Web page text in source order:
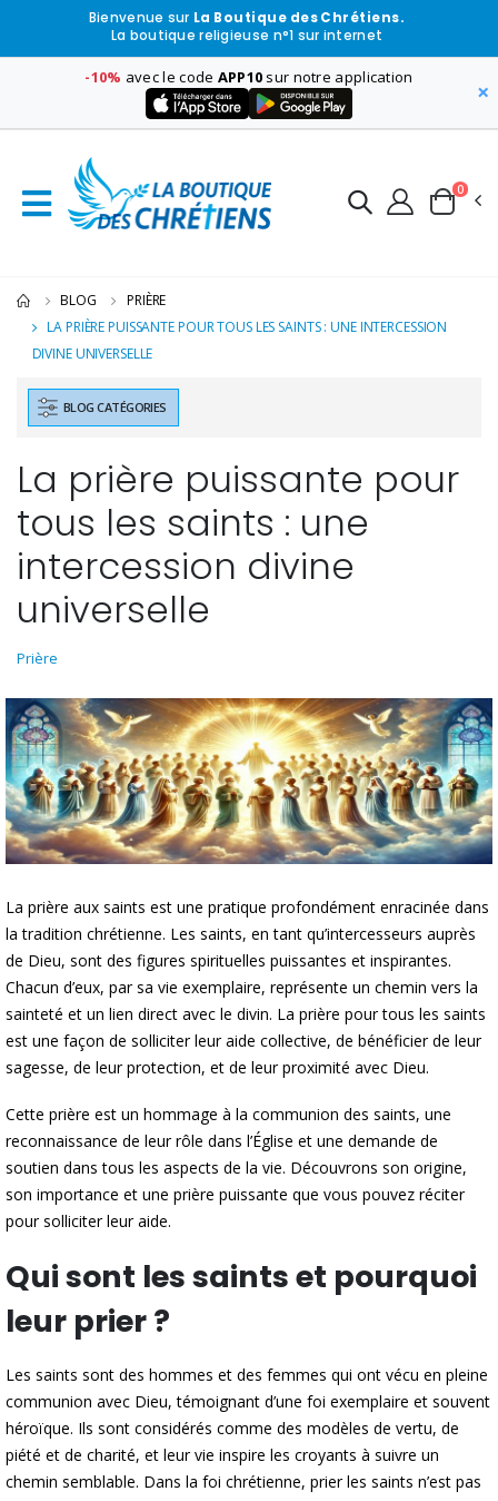
Bienvenue sur La Boutique des Chrétiens.
La boutique religieuse n°1 sur internet
-10% avec le code APP10 sur notre application
×
0
BLOG
PRIÈRE
LA PRIÈRE PUISSANTE POUR TOUS LES SAINTS : UNE INTERCESSION
DIVINE UNIVERSELLE
BLOG CATÉGORIES
La prière puissante pour
tous les saints : une
intercession divine
universelle
Prière
La prière aux saints est une pratique profondément enracinée dans
la tradition chrétienne. Les saints, en tant qu’intercesseurs auprès
de Dieu, sont des figures spirituelles puissantes et inspirantes.
Chacun d’eux, par sa vie exemplaire, représente un chemin vers la
sainteté et un lien direct avec le divin. La prière pour tous les saints
est une façon de solliciter leur aide collective, de bénéficier de leur
sagesse, de leur protection, et de leur proximité avec Dieu.
Cette prière est un hommage à la communion des saints, une
reconnaissance de leur rôle dans l’Église et une demande de
soutien dans tous les aspects de la vie. Découvrons son origine,
son importance et une prière puissante que vous pouvez réciter
pour solliciter leur aide.
Qui sont les saints et pourquoi
leur prier ?
Les saints sont des hommes et des femmes qui ont vécu en pleine
communion avec Dieu, témoignant d’une foi exemplaire et souvent
héroïque. Ils sont considérés comme des modèles de vertu, de
piété et de charité, et leur vie inspire les croyants à suivre un
chemin semblable. Dans la foi chrétienne, prier les saints n’est pas